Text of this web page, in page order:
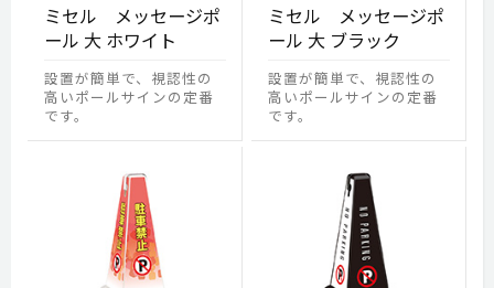
ミセル メッセージポ
ール 大 ホワイト
設置が簡単で、視認性の
高いポールサインの定番
です。
ミセル メッセージポ
ール 大 ブラック
設置が簡単で、視認性の
高いポールサインの定番
です。